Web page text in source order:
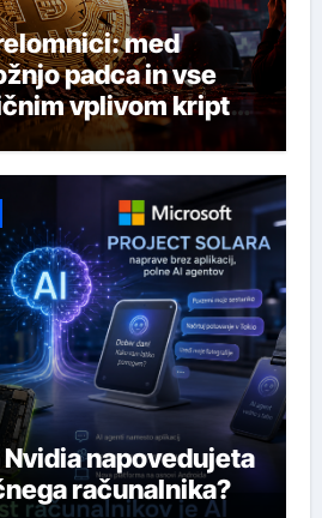
med
padca in vse
vplivom kripto
napovedujeta
računalnika?